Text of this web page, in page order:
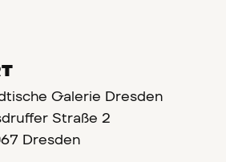
Galerie Dresden
Straße 2
Dresden